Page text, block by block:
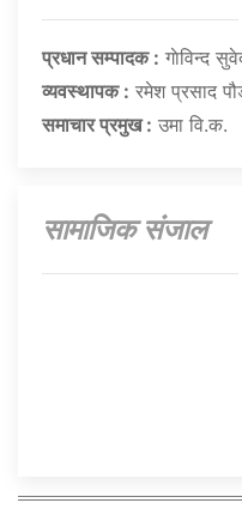
प्रधान सम्पादक : गाेविन्द
व्यवस्थापक : रमेश प्रसाद
समाचार प्रमुख : उमा वि.क.
सामाजिक संजाल